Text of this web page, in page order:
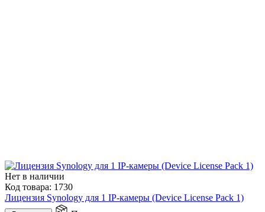
Нет в наличии
Код товара: 1730
Лицензия Synology для 1 IP-камеры (Device License Pack 1)